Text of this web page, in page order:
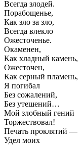
Всегда злодей.
Порабощенье,
Как зло за зло,
Всегда влекло
Ожесточенье.
Окаменен,
Как хладный камень,
Ожесточен,
Как серный пламень,
Я погибал
Без сожалений,
Без утешений…
Мой злобный гений
Торжествовал!
Печать проклятий —
Удел моих